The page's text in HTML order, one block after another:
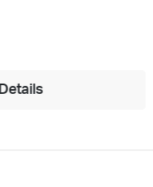
Details